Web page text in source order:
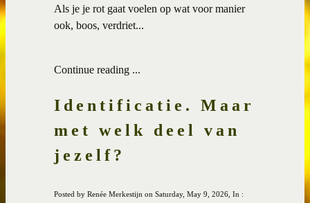
Als je je rot gaat voelen op wat voor manier
ook, boos, verdriet...
Continue reading ...
Identificatie. Maar
met welk deel van
jezelf?
Posted by Renée Merkestijn on Saturday, May 9, 2026, In :